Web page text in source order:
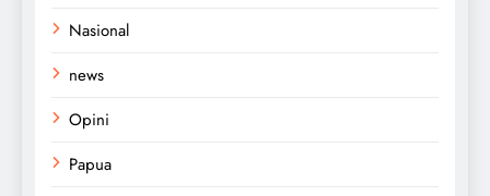
Nasional
news
Opini
Papua